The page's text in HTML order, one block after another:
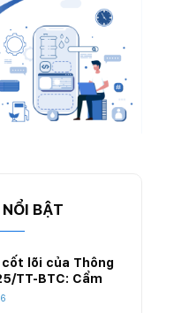
BẬT
lõi của Thông
TT-BTC: Cẩm
đổi hệ thống